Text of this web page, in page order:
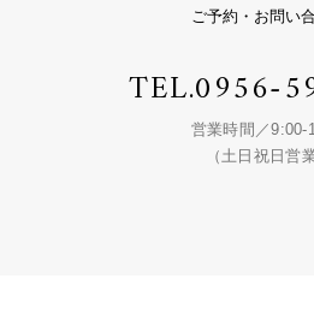
ご予約・お問い
TEL.0956-
営業時間／9:00-
（土日祝日営業